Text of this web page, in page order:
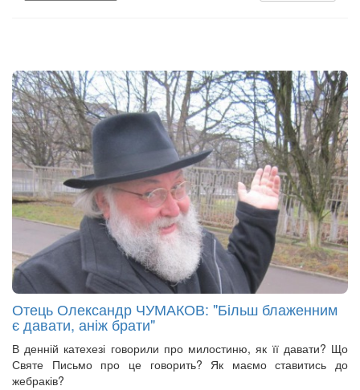
Отець Олександр ЧУМАКОВ: "Більш блаженним
є давати, аніж брати"
В денній катехезі говорили про милостиню, як її давати? Що
Святе Письмо про це говорить? Як маємо ставитись до
жебраків?